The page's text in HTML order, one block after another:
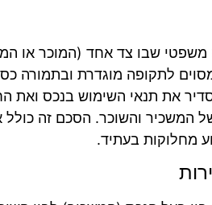
משפטי שבו צד אחד (המוכר או
לתקופה מוגדרת ובתמורה
את תנאי השימוש בנכס ואת
המשכיר והשוכר. הסכם זה
מחלוקות בעתיד.